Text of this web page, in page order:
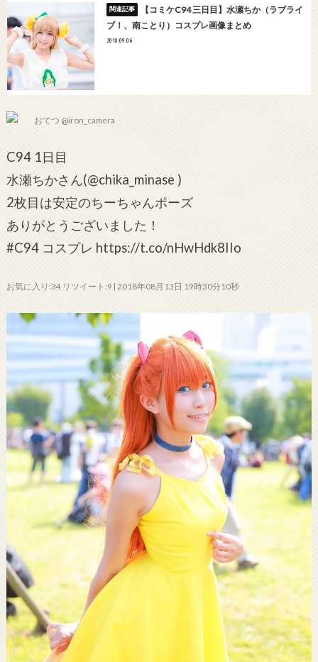
【コミケC94 三日目】水瀬ちか（ラブライ
ブ！、南ことり）コスプレ画像まとめ
2018.09.06
おてつ @iron_camera
C94 1日目
水瀬ちかさん(@chika_minase )
2枚目は安定のちーちゃんポーズ
ありがとうございました！
#C94 コスプレ https://t.co/nHwHdk8IIo
お気に入り:34 リツイート:9 | 2018年08月13日 19時30分10秒